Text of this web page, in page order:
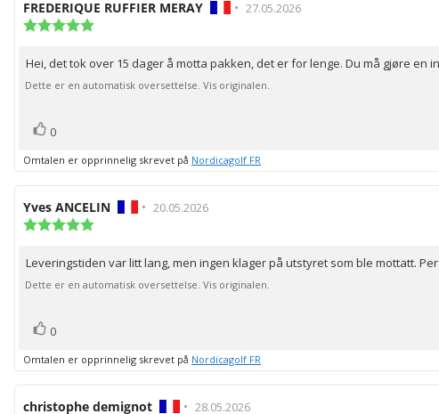
Forfatter:
FREDERIQUE RUFFIER MERAY • Omtaledato:
27.05.2026
5
mulige
Omtaletekst:
Hei, det tok over 15 dager å motta pakken, det er for lenge. Du må gjøre en
Dette er en automatisk oversettelse. Vis originalen.
Liker
0
Omtalen er opprinnelig skrevet på Nordicagolf FR
Forfatter:
Yves ANCELIN • Omtaledato:
20.05.2026
5
mulige
Omtaletekst:
Leveringstiden var litt lang, men ingen klager på utstyret som ble mottatt.
Dette er en automatisk oversettelse. Vis originalen.
Liker
0
Omtalen er opprinnelig skrevet på Nordicagolf FR
Forfatter:
christophe demignot • Omtaledato:
28.05.2026